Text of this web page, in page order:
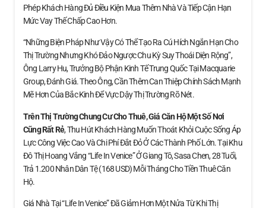
Phép Khách Hàng Đủ Điều Kiện Mua Thêm Nhà Và Tiếp Cận Hạn
Mức Vay Thế Chấp Cao Hơn.
“Những Biện Pháp Như Vậy Có Thể Tạo Ra Cú Hích Ngắn Hạn Cho
Thị Trường Nhưng Khó Đảo Ngược Chu Kỳ Suy Thoái Diện Rộng”,
Ông Larry Hu, Trưởng Bộ Phận Kinh Tế Trung Quốc Tại Macquarie
Group, Đánh Giá. Theo Ông, Cần Thêm Can Thiệp Chính Sách Mạnh
Mẽ Hơn Của Bắc Kinh Để Vực Dậy Thị Trường Rõ Nét.
Trên Thị Trường Chung Cư Cho Thuê, Giá Căn HộMột Số Nơi
Cũng Rất Rẻ, Thu Hút Khách Hàng Muốn Thoát Khỏi Cuộc Sống Áp
Lực Công Việc Cao Và Chi Phí Đắt Đỏ Ở Các Thành Phố Lớn. Tại Khu
Đô Thị Hoang Vắng “Life In Venice” Ở Giang Tô, Sasa Chen, 28 Tuổi,
Trả 1.200 Nhân Dân Tệ (168 USD) Mỗi Tháng Cho Tiền Thuê Căn
Hộ.
Giá Nhà Tại “Life In Venice” Đã Giảm Hơn Một Nửa Từ Khi Thị